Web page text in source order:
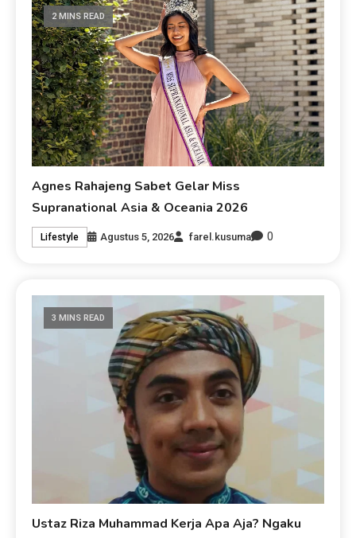
2 MINS READ
Agnes Rahajeng Sabet Gelar Miss
Supranational Asia & Oceania 2026
Lifestyle Agustus 5, 2026 farel.kusuma 0
3 MINS READ
Ustaz Riza Muhammad Kerja Apa Aja? Ngaku